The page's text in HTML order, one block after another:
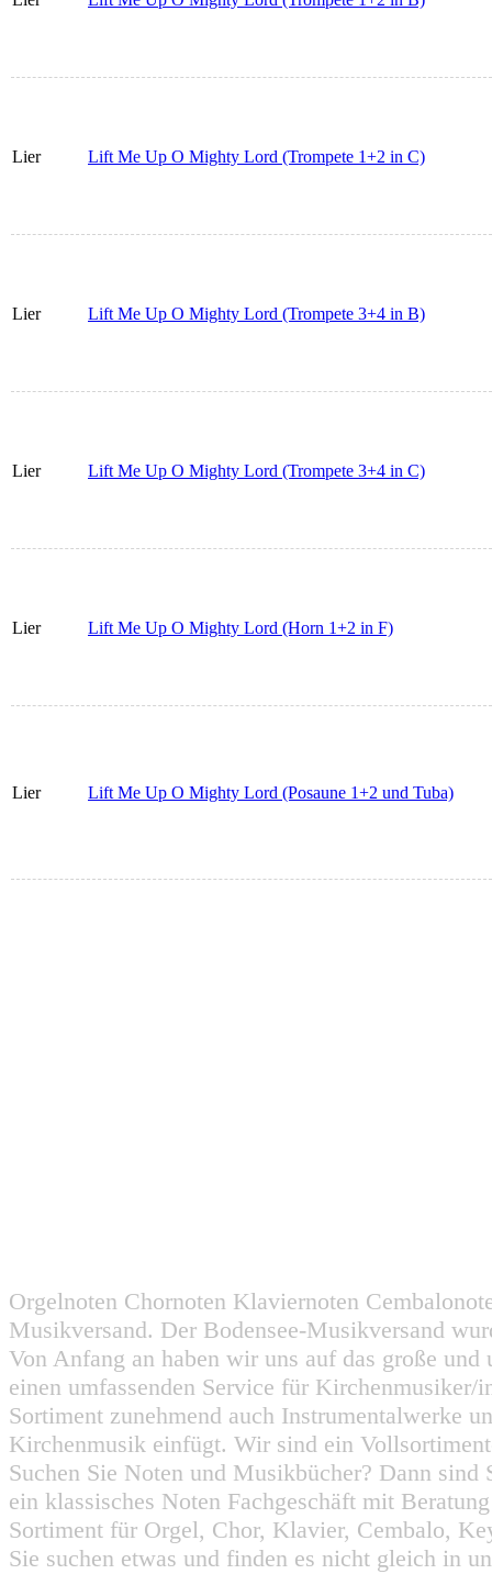
Lier Lift Me Up O Mighty Lord (Trompete 1+2 in C)
Lier Lift Me Up O Mighty Lord (Trompete 3+4 in B)
Lier Lift Me Up O Mighty Lord (Trompete 3+4 in C)
Lier Lift Me Up O Mighty Lord (Horn 1+2 in F)
Lier Lift Me Up O Mighty Lord (Posaune 1+2 und Tuba)
Orgelnoten Chornoten Klaviernoten
Musikversand. Der Bodensee-Musikversand
Von Anfang an haben wir uns auf das große
einen umfassenden Service für
Sortiment zunehmend auch Instrumentalwerke
Kirchenmusik einfügt. Wir sind ein
Suchen Sie Noten und Musikbücher? Dann
ein klassisches Noten Fachgeschäft mit
Sortiment für Orgel, Chor, Klavier, Cembalo,
Sie suchen etwas und finden es nicht gleich in